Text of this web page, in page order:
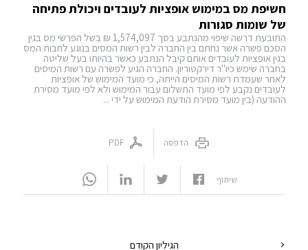
חשיפת מס במימוש אופציות לעובדים ויכולת פתיחה
של שומות סגורות
התובעת דרשה שיפוי מהנתבע בסך 1,574,097 ₪ בשל הפרשי מס בגין
הסכם פשרה אשר נחתם בין החברה לבין רשות המסים בנוגע לחבות המס
בגין אופציות לעובדים אותם קיבל הנתבע כאשר בהיותו בעל שליטה
בחברה שימש כיו"ר דירקטוריון. החברה הגיע לפשרה עם רשות המיסים
לאחר שעמדת רשות המיסים הייתה, כי מועד המימוש של אופציות
לעובדים נקבע לפי מועד התשלום עבור המימוש ולא לפי מועד מסירת
ההודעה (בין מועד מסירת הודעת המימוש על ידי ...
הדפסה PDF
שיתוף
הגיליון הקודם